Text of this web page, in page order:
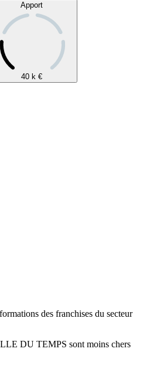
Apport
40 k €
des franchises du secteur
DU TEMPS sont moins chers